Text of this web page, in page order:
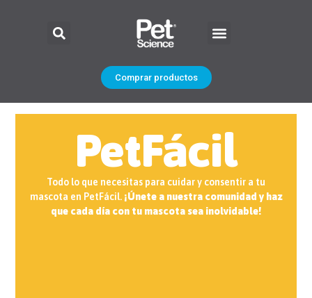
Comprar productos
PetFácil
Todo lo que necesitas para cuidar y consentir a tu
mascota en PetFácil. ¡Únete a nuestra comunidad y haz
que cada día con tu mascota sea inolvidable!